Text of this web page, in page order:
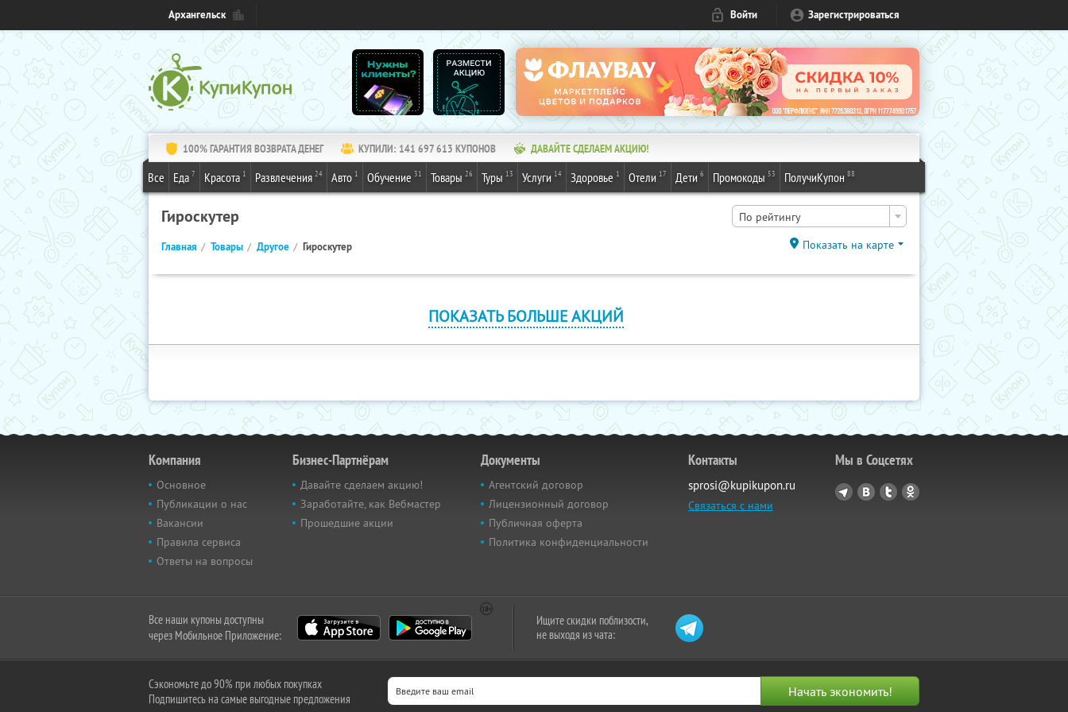
Архангельск Войти Зарегистрироваться
100% ГАРАНТИЯ ВОЗВРАТА ДЕНЕГ КУПИЛИ: 141 697 613 КУПОНОВ ДАВАЙТЕ СДЕЛАЕМ АКЦИЮ!
Все Еда 7 Красота 1 Развлечения 24 Авто 1 Обучение 31 Товары 26 Туры 13 Услуги 14 Здоровье 1 Отели 17 Дети 6 Промокоды 53 ПолучиКупон 88
Гироскутер По рейтингу
Главная Товары Другое Гироскутер Показать на карте
ПОКАЗАТЬ БОЛЬШЕ АКЦИЙ
Компания
Основное
Публикации о нас
Вакансии
Правила сервиса
Ответы на вопросы
Бизнес-Партнёрам
Давайте сделаем акцию!
Заработайте, как Вебмастер
Прошедшие акции
Документы
Агентский договор
Лицензионный договор
Публичная оферта
Политика конфиденциальности
Контакты
sprosi@kupikupon.ru
Связаться с нами
Мы в Соцсетях
Все наши купоны доступны
через Мобильное Приложение:
Ищите скидки поблизости,
не выходя из чата:
Сэкономьте до 90% при любых покупках
Подпишитесь на самые выгодные предложения